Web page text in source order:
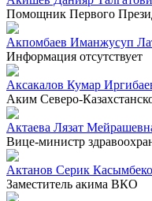
Помощник Первого
Акпомбаев Иманжусуп
Информация отсутствует
Аксакалов Кумар
Аким Северо-
Актаева Лязат
Вице-министр
Актанов Серик
Заместитель акима ВКО